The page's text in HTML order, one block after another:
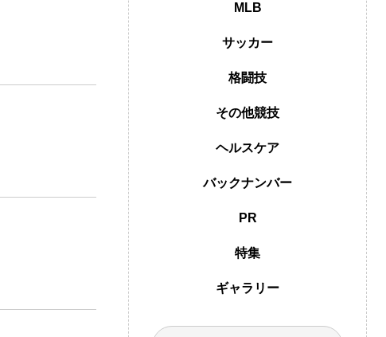
MLB
サッカー
格闘技
その他競技
ヘルスケア
バックナンバー
PR
特集
ギャラリー